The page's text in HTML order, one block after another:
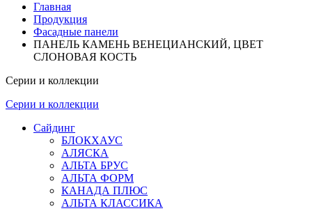
Главная
Продукция
Фасадные панели
ПАНЕЛЬ КАМЕНЬ ВЕНЕЦИАНСКИЙ, ЦВЕТ
СЛОНОВАЯ КОСТЬ
Серии и коллекции
Серии и коллекции
Сайдинг
БЛОКХАУС
АЛЯСКА
АЛЬТА БРУС
АЛЬТА ФОРМ
КАНАДА ПЛЮС
АЛЬТА КЛАССИКА